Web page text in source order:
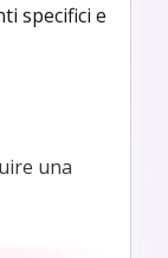
specifici e
una